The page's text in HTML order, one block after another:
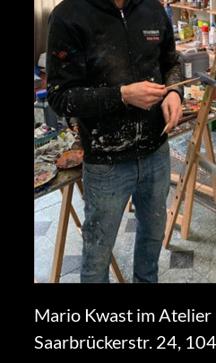
Mario Kwast im Atelier
Saarbrückerstr. 24,